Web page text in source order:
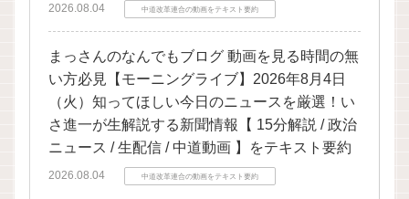
2026.08.04 中道改革連合の動画をテキスト要約
まっさんのなんでもブログ 動画を見る時間の無
い方必見【モーニングライブ】2026年8月4日
（火）知ってほしい今日のニュースを厳選！い
さ進一が生解説する新聞情報【 15分解説 / 政治
ニュース / 生配信 / 中道動画 】をテキスト要約
2026.08.04 中道改革連合の動画をテキスト要約